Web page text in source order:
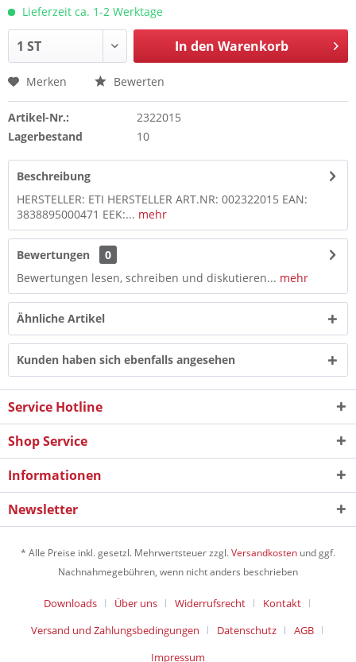
Lieferzeit ca. 1-2 Werktage
In den Warenkorb
Merken Bewerten
Artikel-Nr.:
2322015
Lagerbestand
10
Beschreibung
HERSTELLER: ETI HERSTELLER ART.NR: 002322015 EAN:
3838895000471 EEK:... mehr
Bewertungen
0
Bewertungen lesen, schreiben und diskutieren... mehr
Ähnliche Artikel
Kunden haben sich ebenfalls angesehen
Service Hotline
Shop Service
Informationen
Newsletter
* Alle Preise inkl. gesetzl. Mehrwertsteuer zzgl.Versandkosten und ggf.
Nachnahmegebühren, wenn nicht anders beschrieben
Downloads Über uns Widerrufsrecht
Kontakt
Versand und Zahlungsbedingungen
Datenschutz
AGB
Impressum